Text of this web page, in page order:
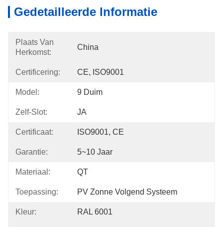
Gedetailleerde Informatie
Plaats Van
Herkomst:
China
Certificering: CE, ISO9001
Model: 9 Duim
Zelf-Slot: JA
Certificaat: ISO9001, CE
Garantie: 5~10 Jaar
Materiaal: QT
Toepassing: PV Zonne Volgend Systeem
Kleur: RAL 6001